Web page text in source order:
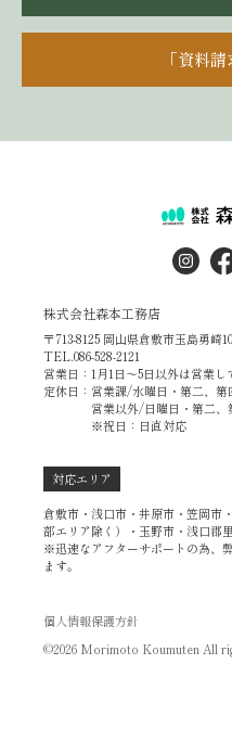
「資料
株式会社森本工務店
〒713-8125 岡山県倉敷市玉島勇崎
TEL.086-528-2121
営業日：1月1日～5日以外は営業し
定休日：営業課/水曜日・第二、第
営業以外/日曜日・第二、
※祝日：日直対応
対応エリア
倉敷市・浅口市・井原市・笠岡市
部エリア除く）・玉野市・浅口郡
※迅速なアフターサポートの為、
ます。
個人情報保護方針
©2026 Morimoto Koumuten All